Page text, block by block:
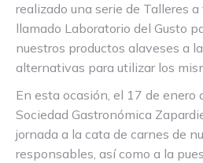
realizado una serie de Talleres
llamado Laboratorio del Gusto
nuestros productos alaveses a
alternativas para utilizar los
En esta ocasión, el 17 de enero
Sociedad Gastronómica
jornada a la cata de carnes de
responsables, así como a la